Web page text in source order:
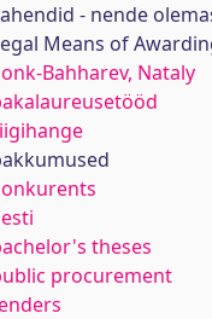
- nende
Means of
Bahharev, Nataly
theses
procurement